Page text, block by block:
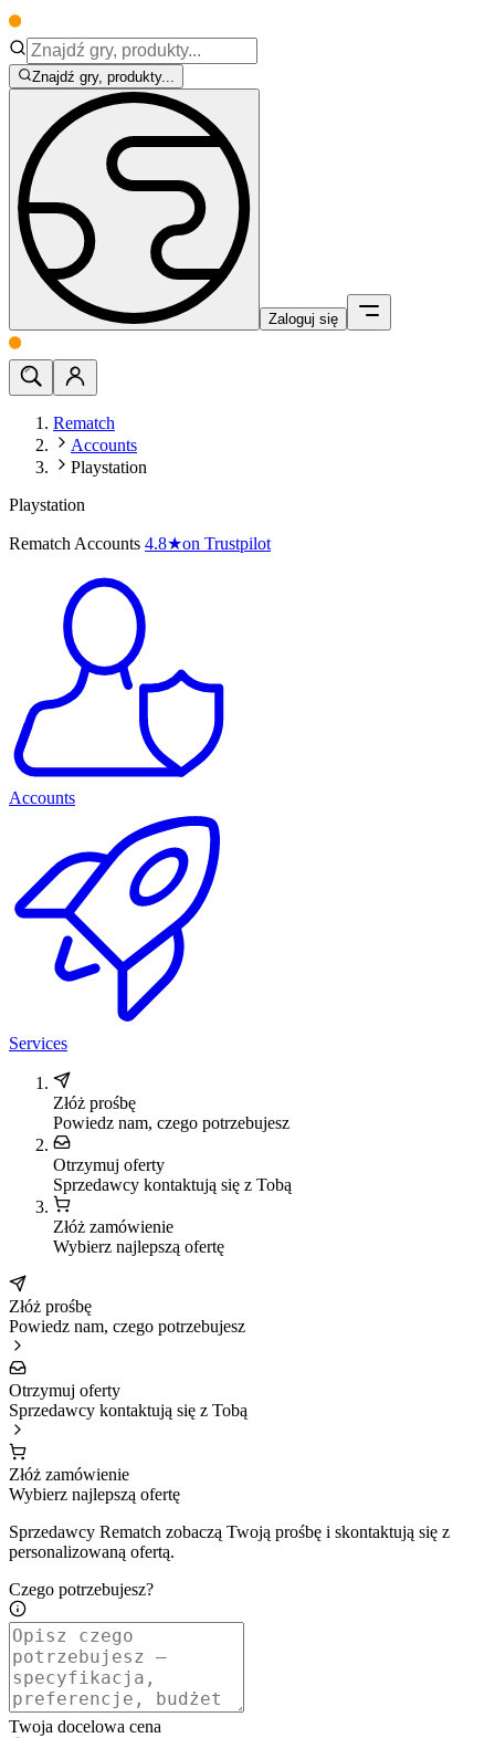
Znajdź gry, produkty...
Zaloguj się
Rematch
Accounts
Playstation
Playstation
Rematch Accounts 4.8★on Trustpilot
Accounts
Services
Złóż prośbę
Powiedz nam, czego potrzebujesz
Otrzymuj oferty
Sprzedawcy kontaktują się z Tobą
Złóż zamówienie
Wybierz najlepszą ofertę
Złóż prośbę
Powiedz nam, czego potrzebujesz
Otrzymuj oferty
Sprzedawcy kontaktują się z Tobą
Złóż zamówienie
Wybierz najlepszą ofertę
Sprzedawcy Rematch zobaczą Twoją prośbę i skontaktują się z
personalizowaną ofertą.
Czego potrzebujesz?
Twoja docelowa cena